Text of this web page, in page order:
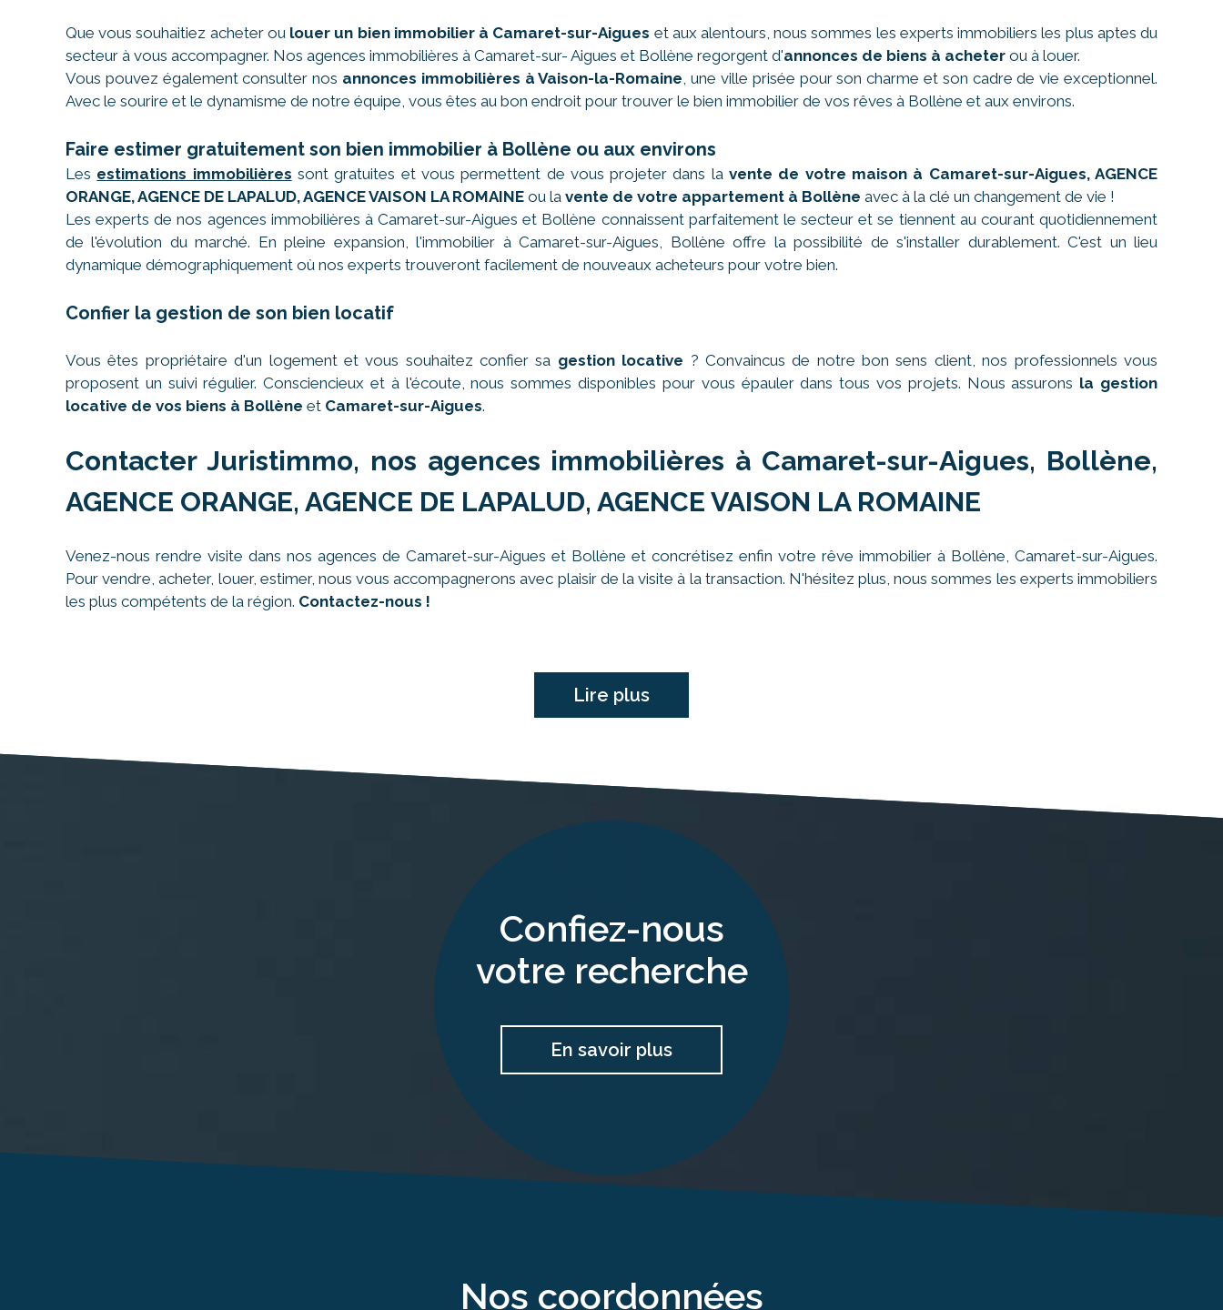
Que vous souhaitiez acheter ou louer un bien immobilier à Camaret-sur-Aigues et aux alentours, nous sommes les experts immobiliers les plus aptes du
secteur à vous accompagner. Nos agences immobilières à Camaret-sur- Aigues et Bollène regorgent d'annonces de biens à acheter ou à louer.
Vous pouvez également consulter nos annonces immobilières à Vaison-la-Romaine, une ville prisée pour son charme et son cadre de vie exceptionnel.
Avec le sourire et le dynamisme de notre équipe, vous êtes au bon endroit pour trouver le bien immobilier de vos rêves à Bollène et aux environs.
Faire estimer gratuitement son bien immobilier à Bollène ou aux environs
Les estimations immobilières sont gratuites et vous permettent de vous projeter dans lavente de votre maison à Camaret-sur-Aigues, AGENCE
ORANGE, AGENCE DE LAPALUD, AGENCE VAISON LA ROMAINE ou la vente de votre appartement à Bollène avec à la clé un changement de vie !
Les experts de nos agences immobilières à Camaret-sur-Aigues et Bollène connaissent parfaitement le secteur et se tiennent au courant quotidiennement
de l'évolution du marché. En pleine expansion, l'immobilier à Camaret-sur-Aigues, Bollène offre la possibilité de s'installer durablement. C'est un lieu
dynamique démographiquement où nos experts trouveront facilement de nouveaux acheteurs pour votre bien.
Confier la gestion de son bien locatif
Vous êtes propriétaire d'un logement et vous souhaitez confier sa gestion locative ? Convaincus de notre bon sens client, nos professionnels vous
proposent un suivi régulier. Consciencieux et à l'écoute, nous sommes disponibles pour vous épauler dans tous vos projets. Nous assurons la gestion
locative de vos biens à Bollène et Camaret-sur-Aigues.
Contacter Juristimmo, nos agences immobilières à Camaret-sur-Aigues, Bollène,
AGENCE ORANGE, AGENCE DE LAPALUD, AGENCE VAISON LA ROMAINE
Venez-nous rendre visite dans nos agences de Camaret-sur-Aigues et Bollène et concrétisez enfin votre rêve immobilier à Bollène, Camaret-sur-Aigues.
Pour vendre, acheter, louer, estimer, nous vous accompagnerons avec plaisir de la visite à la transaction. N'hésitez plus, nous sommes les experts immobiliers
les plus compétents de la région. Contactez-nous !
Lire plus
confiez-nous
votre recherche
En savoir plus
nos coordonnées